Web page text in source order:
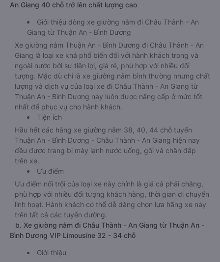
An Giang 40 chỗ trở lên chất lượng cao
Giới thiệu dòng xe giường nằm đi Châu Thành - An
Giang từ Thuận An - Bình Dương
Xe giường nằm Thuận An - Bình Dương đi Châu Thành - An
Giang là loại xe khá phổ biến đối với hành khách trong và
ngoài nước bởi sự tiện lợi, giá rẻ, phù hợp với nhiều đối
tượng. Mặc dù chỉ là xe giường nằm bình thường nhưng chất
lượng và dịch vụ của loại xe đi Châu Thành - An Giang từ
Thuận An - Bình Dương này luôn được nâng cấp ở mức tốt
nhất để phục vụ cho hành khách.
Tiện ích
Hầu hết các hãng xe giường nằm 38, 40, 44 chỗ tuyến
Thuận An - Bình Dương - Châu Thành - An Giang hiện nay
đều được trang bị máy lạnh nước uống, gối và chăn đắp
trên xe.
Ưu điểm
Ưu điểm nổi trội của loại xe này chính là giá cả phải chăng,
phù hợp với nhiều đối tượng khách hàng, thời gian di chuyển
linh hoạt. Hành khách có thể dễ dàng chọn lựa hãng xe này
trên tất cả các tuyến đường.
b. Xe giường nằm đi Châu Thành - An Giang từ Thuận An -
Bình Dương VIP Limousine 32 - 34 chỗ
Giới thiệu